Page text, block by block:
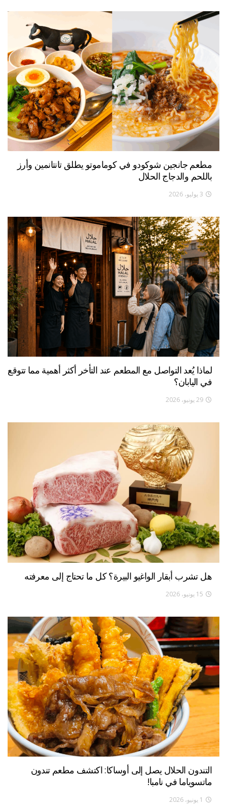
مطعم جانجين شوكودو في كوماموتو يطلق تانتانمين وأرز
باللحم والدجاج الحلال
3 يوليو، 2026
لماذا يُعد التواصل مع المطعم عند التأخر أكثر أهمية مما تتوقع
في اليابان؟
29 يونيو، 2026
هل تشرب أبقار الواغيو البيرة؟ كل ما تحتاج إلى معرفته
15 يونيو، 2026
التندون الحلال يصل إلى أوساكا: اكتشف مطعم تندون
ماتسوياما في نامبا!
1 يونيو، 2026